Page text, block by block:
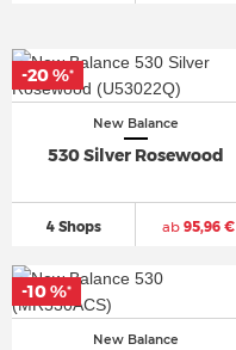
New Balance
530 Silver Rosewood
4 Shops ab95,96 €
-20 %*
New Balance
-10 %*